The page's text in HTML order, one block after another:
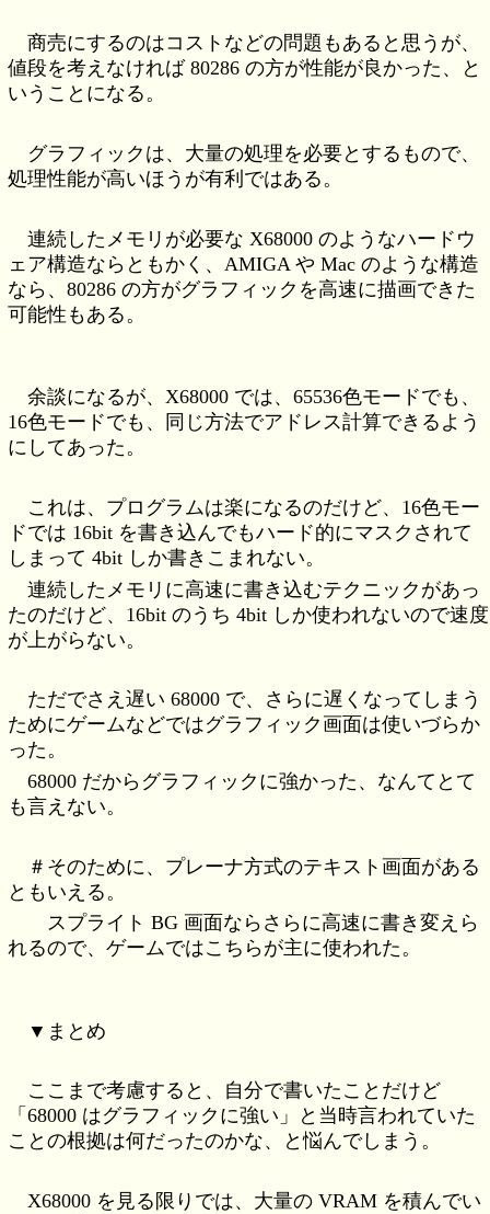
商売にするのはコストなどの問題もあると思うが、
値段を考えなければ 80286 の方が性能が良かった、と
いうことになる。
グラフィックは、大量の処理を必要とするもので、
処理性能が高いほうが有利ではある。
連続したメモリが必要な X68000 のようなハードウ
ェア構造ならともかく、AMIGA や Mac のような構造
なら、80286 の方がグラフィックを高速に描画できた
可能性もある。
余談になるが、X68000 では、65536色モードでも、
16色モードでも、同じ方法でアドレス計算できるよう
にしてあった。
これは、プログラムは楽になるのだけど、16色モー
ドでは 16bit を書き込んでもハード的にマスクされて
しまって 4bit しか書きこまれない。
連続したメモリに高速に書き込むテクニックがあっ
たのだけど、16bit のうち 4bit しか使われないので速度
が上がらない。
ただでさえ遅い 68000 で、さらに遅くなってしまう
ためにゲームなどではグラフィック画面は使いづらか
った。
68000 だからグラフィックに強かった、なんてとて
も言えない。
＃そのために、プレーナ方式のテキスト画面がある
ともいえる。
スプライト BG 画面ならさらに高速に書き変えら
れるので、ゲームではこちらが主に使われた。
▼まとめ
ここまで考慮すると、自分で書いたことだけど
「68000 はグラフィックに強い」と当時言われていた
ことの根拠は何だったのかな、と悩んでしまう。
X68000 を見る限りでは、大量の VRAM を積んでい